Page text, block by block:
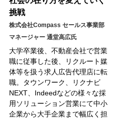
挑戦
株式会社Compass セールス事業部
マネージャー 通堂高広氏
大学卒業後、不動産会社で営業
職に従事した後、リクルート媒
体等を扱う求人広告代理店に転
職。タウンワーク、リクナビ
NEXT、Indeedなどの様々な採
用ソリューション営業にて中小
企業から大手企業まで幅広く担